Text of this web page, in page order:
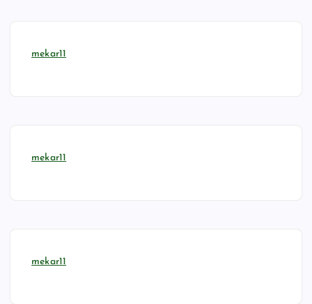
mekar11
mekar11
mekar11